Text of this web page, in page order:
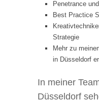
Penetrance
Best Practice
Strategie
Mehr zu
in Düsseldorf
In meiner
Düsseldorf